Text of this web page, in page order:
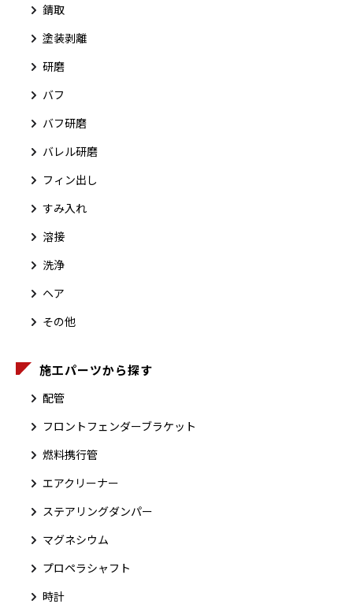
錆取
塗装剥離
研磨
バフ
バフ研磨
バレル研磨
フィン出し
すみ入れ
溶接
洗浄
ヘア
その他
施工パーツから探す
配管
フロントフェンダーブラケット
燃料携行管
エアクリーナー
ステアリングダンパー
マグネシウム
プロペラシャフト
時計